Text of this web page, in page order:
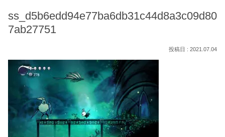
ss_d5b6edd94e77ba6db31c44d8a3c09d80
7ab27751
2021.07.04